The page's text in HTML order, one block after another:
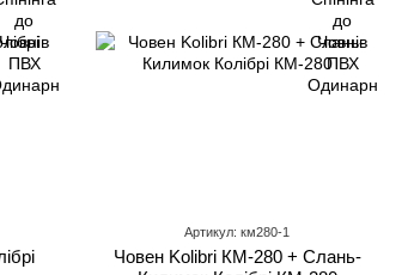
Артикул: км280-1
Човен Kolibri КМ-280 + Слань-